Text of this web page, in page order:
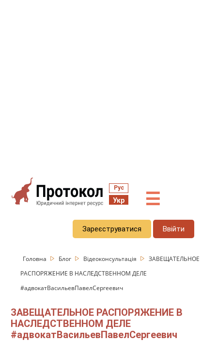
Рус
Укр ☰
Зареєструватися Ввійти
Головна Блог Відеоконсультація
ЗАВЕЩАТЕЛЬНОЕ
РАСПОРЯЖЕНИЕ В НАСЛЕДСТВЕННОМ ДЕЛЕ
#адвокатВасильевПавелСергеевич
ЗАВЕЩАТЕЛЬНОЕ РАСПОРЯЖЕНИЕ В
НАСЛЕДСТВЕННОМ ДЕЛЕ
#адвокатВасильевПавелСергеевич